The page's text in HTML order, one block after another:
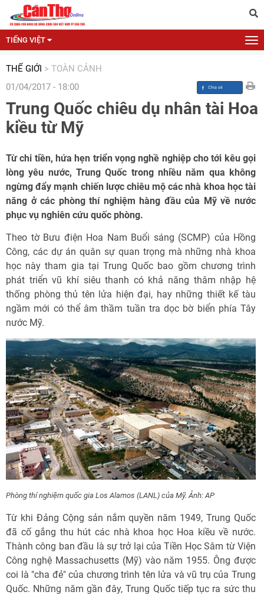
TIẾNG VIỆT
THẾ GIỚI > TOÀN CẢNH
01/04/2017 - 18:00
Trung Quốc chiêu dụ nhân tài Hoa
kiều từ Mỹ
Từ chi tiền, hứa hẹn triển vọng nghề nghiệp cho tới kêu gọi
lòng yêu nước, Trung Quốc trong nhiều năm qua không
ngừng đẩy mạnh chiến lược chiêu mộ các nhà khoa học tài
năng ở các phòng thí nghiệm hàng đầu của Mỹ về nước
phục vụ nghiên cứu quốc phòng.
Theo tờ Bưu điện Hoa Nam Buổi sáng (SCMP) của Hồng
Công, các dự án quân sự quan trọng mà những nhà khoa
học này tham gia tại Trung Quốc bao gồm chương trình
phát triển vũ khí siêu thanh có khả năng thâm nhập hệ
thống phòng thủ tên lửa hiện đại, hay những thiết kế tàu
ngầm mới có thể âm thầm tuần tra dọc bờ biển phía Tây
nước Mỹ.
Phòng thí nghiệm quốc gia Los Alamos (LANL) của Mỹ. Ảnh: AP
Từ khi Đảng Cộng sản nắm quyền năm 1949, Trung Quốc
đã cố gắng thu hút các nhà khoa học Hoa kiều về nước.
Thành công ban đầu là sự trở lại của Tiền Học Sâm từ Viện
Công nghệ Massachusetts (Mỹ) vào năm 1955. Ông được
coi là "cha đẻ" của chương trình tên lửa và vũ trụ của Trung
Quốc. Những năm gần đây, Trung Quốc tiếp tục ra sức thu